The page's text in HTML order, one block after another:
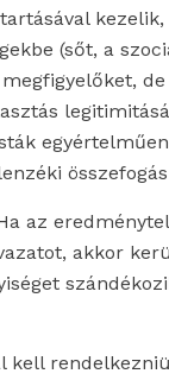
(sőt, a
az
akkor
kell